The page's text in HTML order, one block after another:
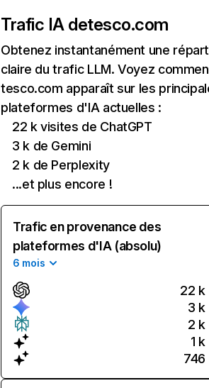
Trafic IA detesco.com
Obtenez instantanément une
claire du trafic LLM. Voyez
tesco.com apparaît sur les
plateformes d'IA actuelles :
22 k visites de ChatGPT
3 k de Gemini
2 k de Perplexity
...et plus encore !
Trafic en provenance des
plateformes d'IA (absolu)
6 mois
22 k
3 k
2 k
1 k
746